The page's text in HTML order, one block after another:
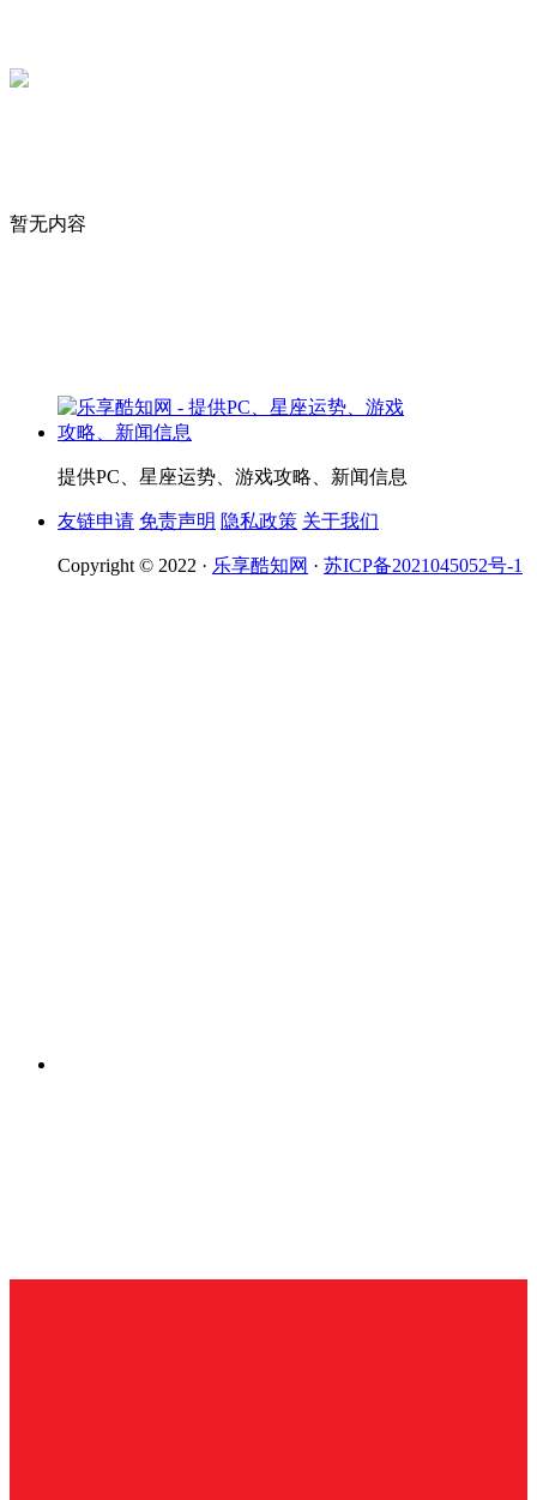
暂无内容
提供PC、星座运势、游戏攻略、新闻信息
友链申请 免责声明 隐私政策 关于我们
Copyright © 2022 · 乐享酷知网 · 苏ICP备2021045052号-1